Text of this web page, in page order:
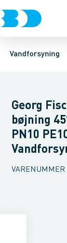
Vandforsyning
Rør & fittings
PE rørPE EL
Vinkler 90gr.
Georg
bøjning
PN10
VARENUMMER